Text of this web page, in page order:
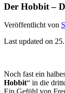
Der Hobbit –
Veröffentlicht von
Last updated on
Noch fast ein
Hobbit“ in die